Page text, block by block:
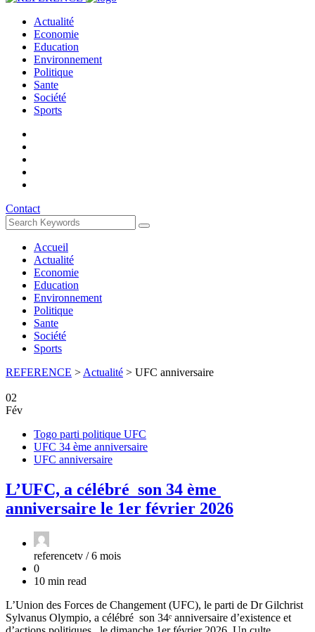
Actualité
Economie
Education
Environnement
Politique
Sante
Société
Sports
Contact
Accueil
Actualité
Economie
Education
Environnement
Politique
Sante
Société
Sports
REFERENCE > Actualité > UFC anniversaire
02
Fév
Togo parti politique UFC
UFC 34 ème anniversaire
UFC anniversaire
L’UFC, a célébré son 34 ème
anniversaire le 1er février 2026
referencetv /6 mois
0
10 min read
L’Union des Forces de Changement (UFC), le parti de Dr Gilchrist
Sylvanus Olympio, a célébré son 34ᵉ anniversaire d’existence et